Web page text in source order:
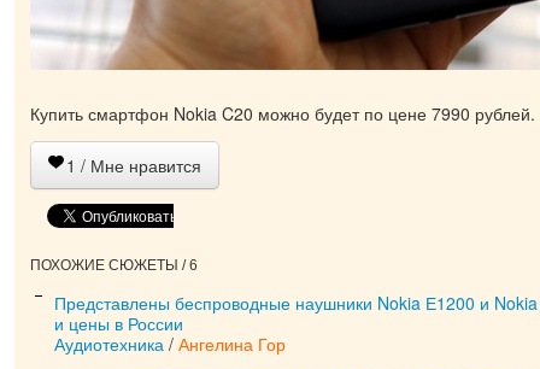
Купить смартфон Nokia C20 можно будет по цене 7990 рублей.
1 / Мне нравится
ПОХОЖИЕ СЮЖЕТЫ / 6
Представлены беспроводные наушники Nokia Е1200 и Nokia
и цены в России
Аудиотехника / Ангелина Гор